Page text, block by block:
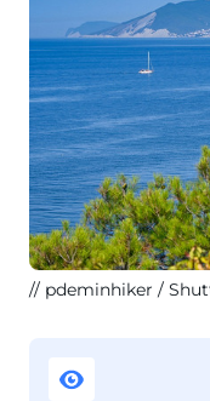
pdeminhiker /